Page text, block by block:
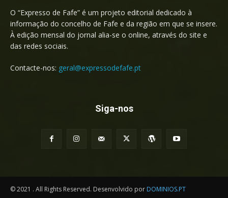
O “Expresso de Fafe” é um projeto editorial dedicado à
informação do concelho de Fafe e da região em que se insere.
À edição mensal do jornal alia-se o online, através do site e
das redes sociais.
Contacte-nos: geral@expressodefafe.pt
Siga-nos
© 2021 . All Rights Reserved. Desenvolvido por DOMINIOS.PT